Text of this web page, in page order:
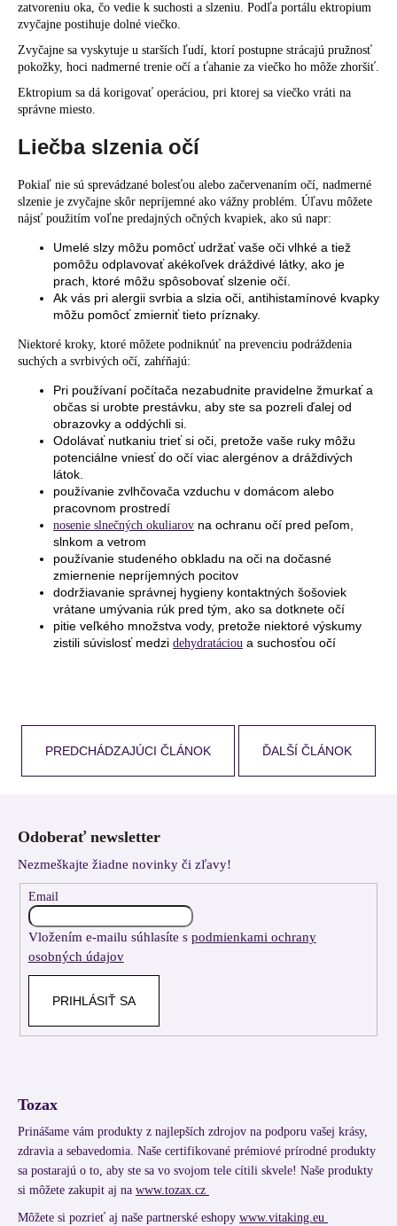
zatvoreniu oka, čo vedie k suchosti a slzeniu. Podľa portálu ektropium
zvyčajne postihuje dolné viečko.
Zvyčajne sa vyskytuje u starších ľudí, ktorí postupne strácajú pružnosť
pokožky, hoci nadmerné trenie očí a ťahanie za viečko ho môže zhoršiť.
Ektropium sa dá korigovať operáciou, pri ktorej sa viečko vráti na
správne miesto.
Liečba slzenia očí
Pokiaľ nie sú sprevádzané bolesťou alebo začervenaním očí, nadmerné
slzenie je zvyčajne skôr nepríjemné ako vážny problém. Úľavu môžete
nájsť použitím voľne predajných očných kvapiek, ako sú napr:
Umelé slzy môžu pomôcť udržať vaše oči vlhké a tiež
pomôžu odplavovať akékoľvek dráždivé látky, ako je
prach, ktoré môžu spôsobovať slzenie očí.
Ak vás pri alergii svrbia a slzia oči, antihistamínové kvapky
môžu pomôcť zmierniť tieto príznaky.
Niektoré kroky, ktoré môžete podniknúť na prevenciu podráždenia
suchých a svrbivých očí, zahŕňajú:
Pri používaní počítača nezabudnite pravidelne žmurkať a
občas si urobte prestávku, aby ste sa pozreli ďalej od
obrazovky a oddýchli si.
Odolávať nutkaniu trieť si oči, pretože vaše ruky môžu
potenciálne vniesť do očí viac alergénov a dráždivých
látok.
používanie zvlhčovača vzduchu v domácom alebo
pracovnom prostredí
nosenie slnečných okuliarov na ochranu očí pred peľom,
slnkom a vetrom
používanie studeného obkladu na oči na dočasné
zmiernenie nepríjemných pocitov
dodržiavanie správnej hygieny kontaktných šošoviek
vrátane umývania rúk pred tým, ako sa dotknete očí
pitie veľkého množstva vody, pretože niektoré výskumy
zistili súvislosť medzi dehydratáciou a suchosťou očí
PREDCHÁDZAJÚCI ČLÁNOK ĎALŠÍ ČLÁNOK
Odoberať newsletter
Nezmeškajte žiadne novinky či zľavy!
Email
Vložením e-mailu súhlasíte s podmienkami ochrany
osobných údajov
PRIHLÁSIŤ SA
Tozax
Prinášame vám produkty z najlepších zdrojov na podporu vašej krásy,
zdravia a sebavedomia. Naše certifikované prémiové prírodné produkty
sa postarajú o to, aby ste sa vo svojom tele cítili skvele! Naše produkty
si môžete zakupit aj na www.tozax.cz
Môžete si pozrieť aj naše partnerské eshopy www.vitaking.eu